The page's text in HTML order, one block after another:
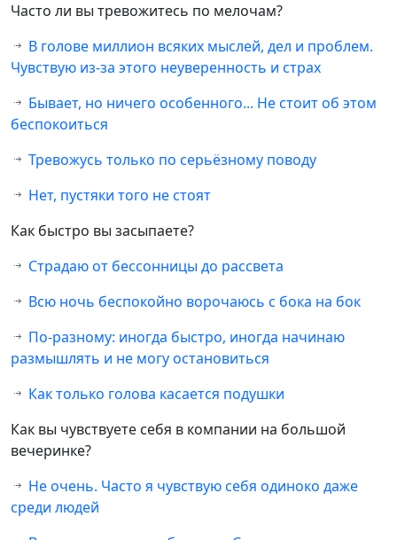
Часто ли вы тревожитесь по мелочам?
В голове миллион всяких мыслей, дел и проблем.
Чувствую из-за этого неуверенность и страх
Бывает, но ничего особенного... Не стоит об этом
беспокоиться
Тревожусь только по серьёзному поводу
Нет, пустяки того не стоят
Как быстро вы засыпаете?
Страдаю от бессонницы до рассвета
Всю ночь беспокойно ворочаюсь с бока на бок
По-разному: иногда быстро, иногда начинаю
размышлять и не могу остановиться
Как только голова касается подушки
Как вы чувствуете себя в компании на большой
вечеринке?
Не очень. Часто я чувствую себя одиноко даже
среди людей